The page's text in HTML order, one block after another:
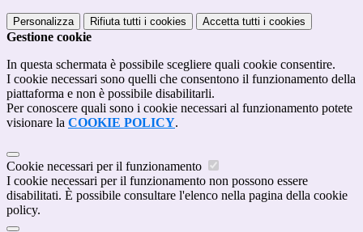
Personalizza Rifiuta tutti i cookies Accetta tutti i cookies
Gestione cookie
In questa schermata è possibile scegliere quali cookie consentire.
I cookie necessari sono quelli che consentono il funzionamento della
piattaforma e non è possibile disabilitarli.
Per conoscere quali sono i cookie necessari al funzionamento potete
visionare la COOKIE POLICY.
Cookie necessari per il funzionamento
I cookie necessari per il funzionamento non possono essere
disabilitati. È possibile consultare l'elenco nella pagina della cookie
policy.